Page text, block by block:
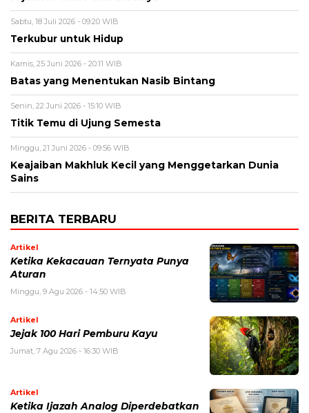
Sabtu, 18 Juli 2026 - 09:20 WIB
Terkubur untuk Hidup
Kamis, 25 Juni 2026 - 20:11 WIB
Batas yang Menentukan Nasib Bintang
Senin, 22 Juni 2026 - 15:10 WIB
Titik Temu di Ujung Semesta
Minggu, 21 Juni 2026 - 09:56 WIB
Keajaiban Makhluk Kecil yang Menggetarkan Dunia
Sains
BERITA TERBARU
Artikel
Ketika Kekacauan Ternyata Punya
Aturan
Minggu, 9 Agu 2026 - 14:50 WIB
Artikel
Jejak 100 Hari Pemburu Kayu
Jumat, 7 Agu 2026 - 16:30 WIB
Artikel
Ketika Ijazah Analog Diperdebatkan